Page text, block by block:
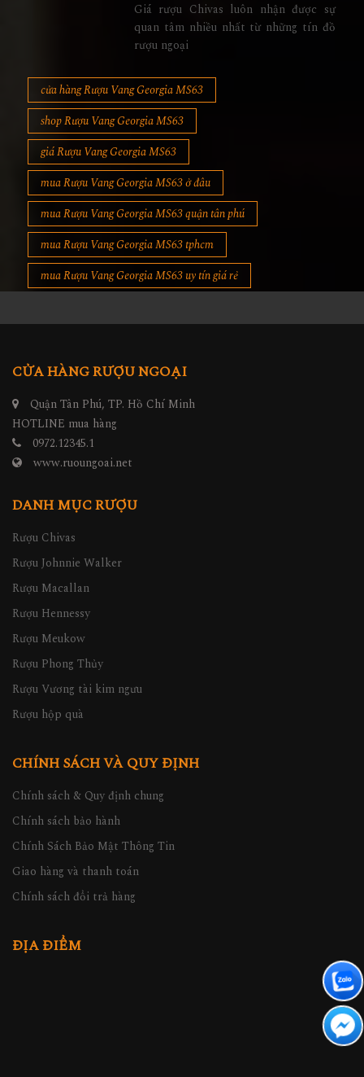
Giá rượu Chivas luôn nhận được sự
quan tâm nhiều nhất từ những tín đồ
rượu ngoại
cửa hàng Rượu Vang Georgia MS63
shop Rượu Vang Georgia MS63
giá Rượu Vang Georgia MS63
mua Rượu Vang Georgia MS63 ở đâu
mua Rượu Vang Georgia MS63 quận tân phú
mua Rượu Vang Georgia MS63 tphcm
mua Rượu Vang Georgia MS63 uy tín giá rẻ
CỬA HÀNG RƯỢU NGOẠI
Quận Tân Phú, TP. Hồ Chí Minh
HOTLINE mua hàng
0972.12345.1
www.ruoungoai.net
DANH MỤC RƯỢU
Rượu Chivas
Rượu Johnnie Walker
Rượu Macallan
Rượu Hennessy
Rượu Meukow
Rượu Phong Thủy
Rượu Vương tài kim ngưu
Rượu hộp quà
CHÍNH SÁCH VÀ QUY ĐỊNH
Chính sách & Quy định chung
Chính sách bảo hành
Chính Sách Bảo Mật Thông Tin
Giao hàng và thanh toán
Chính sách đổi trả hàng
ĐỊA ĐIỂM